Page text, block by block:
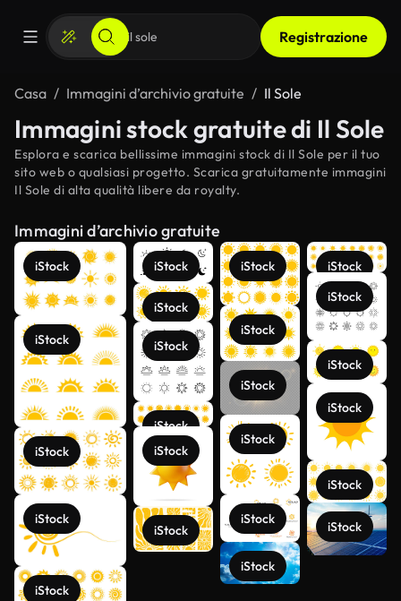
Registrazione
Casa Immagini d’archivio gratuite Il Sole
Immagini stock gratuite di Il Sole
Esplora e scarica bellissime immagini stock di Il Sole per il tuo
sito web o qualsiasi progetto. Scarica gratuitamente immagini
Il Sole di alta qualità libere da royalty.
Immagini d’archivio gratuite
iStock
iStock
iStock
iStock
iStock
iStock
iStock
iStock
iStock
iStock
iStock
iStock
iStock
iStock
iStock
iStock
iStock
iStock
iStock
iStock
iStock
iStock
iStock